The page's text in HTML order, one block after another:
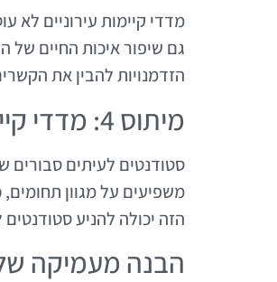
מדדי קיימות עירוניים לא
גם שיפור איכות החיים של
הזדמנויות להבין את
מיתוס 4: מדדי קיימות עירוניים אינם רלוונטיים לחיי היומיום
סטודנטים לעיתים סבורים
משפיעים על מגוון תחומים,
הזה יכולה להניע
הבנה מעמיקה של